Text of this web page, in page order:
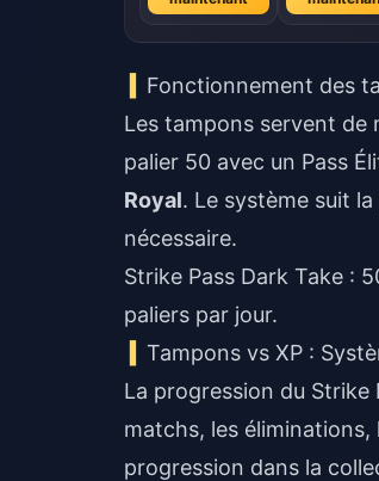
Fonctionnement des
Les tampons servent de
palier 50 avec un Pass
Royal. Le système suit
nécessaire.
Strike Pass Dark Take :
paliers par jour.
Tampons vs XP :
La progression du Strike
matchs, les éliminations,
progression dans la